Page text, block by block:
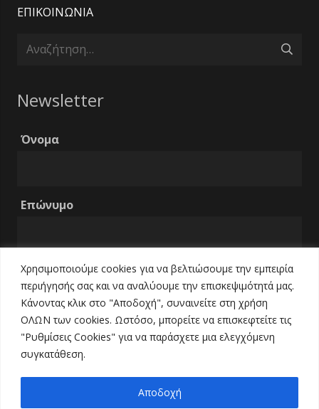
Χρησιμοποιούμε cookies για να βελτιώσουμε την εμπειρία
περιήγησής σας και να αναλύουμε την επισκεψιμότητά μας.
Κάνοντας κλικ στο "Αποδοχή", συναινείτε στη χρήση
ΟΛΩΝ των cookies. Ωστόσο, μπορείτε να επισκεφτείτε τις
"Ρυθμίσεις Cookies" για να παράσχετε μια ελεγχόμενη
συγκατάθεση.
Αποδοχή
ΕΠΙΚΟΙΝΩΝΙΑ
Αναζήτηση
Newsletter
Όνομα
Επώνυμο
Email
Τηλέφωνο